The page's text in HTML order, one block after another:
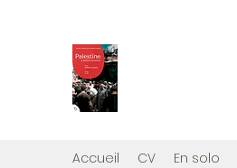
Accueil CV En solo